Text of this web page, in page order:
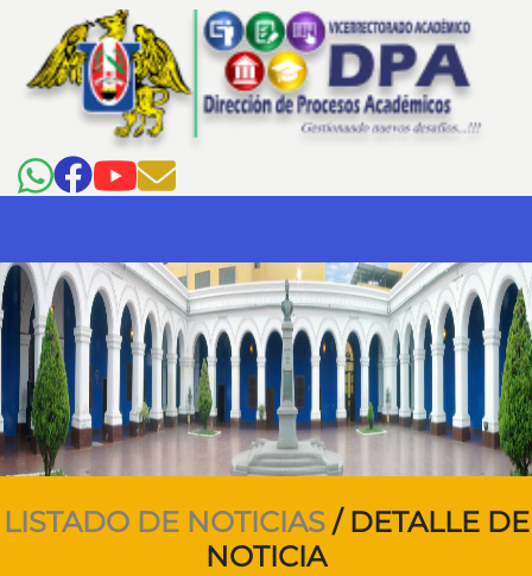
LISTADO DE NOTICIAS / DETALLE DE
NOTICIA